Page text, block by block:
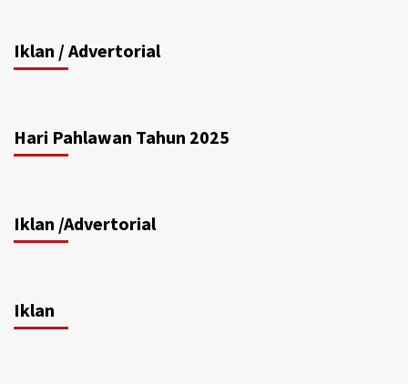
Iklan / Advertorial
Hari Pahlawan Tahun 2025
Iklan /Advertorial
Iklan